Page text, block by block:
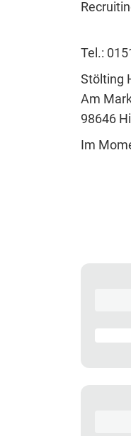
Tel.:
Stölting
Am
98646
Im